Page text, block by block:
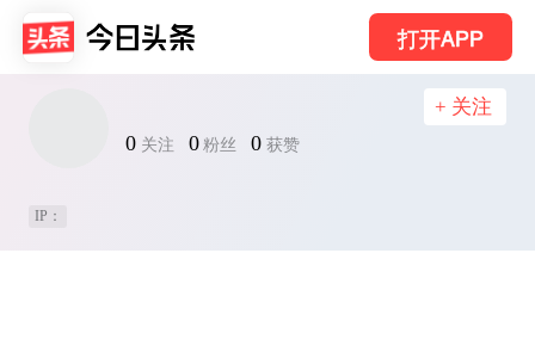
打开APP
0 关注 0 粉丝 0 获赞
+ 关注
IP：